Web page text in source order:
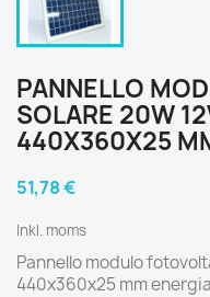
PANNELLO
SOLARE 20W
440X360X25
51,78 €
Inkl. moms
Pannello modulo
440x360x25 mm energia